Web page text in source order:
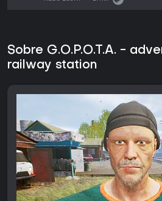
Sobre G.O.P.O.T.A. -
railway station